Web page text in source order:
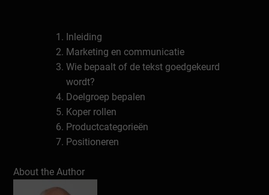
Inleiding
Marketing en communicatie
Wie bepaalt of de tekst goedgekeurd
wordt?
Doelgroep bepalen
Koper rollen
Productcategorieën
Positioneren
Koopgedrag
About the Author